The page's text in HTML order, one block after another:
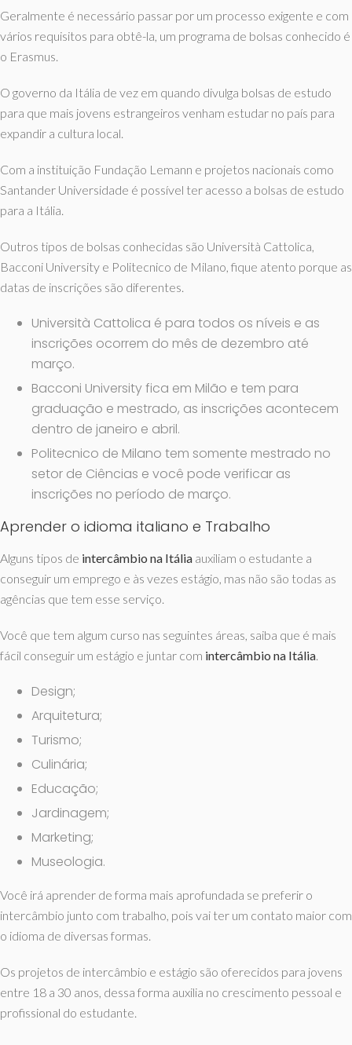
Geralmente é necessário passar por um processo exigente e com
vários requisitos para obtê-la, um programa de bolsas conhecido é
o Erasmus.
O governo da Itália de vez em quando divulga bolsas de estudo
para que mais jovens estrangeiros venham estudar no país para
expandir a cultura local.
Com a instituição Fundação Lemann e projetos nacionais como
Santander Universidade é possível ter acesso a bolsas de estudo
para a Itália.
Outros tipos de bolsas conhecidas são Università Cattolica,
Bacconi University e Politecnico de Milano, fique atento porque as
datas de inscrições são diferentes.
Università Cattolica é para todos os níveis e as
inscrições ocorrem do mês de dezembro até
março.
Bacconi University fica em Milão e tem para
graduação e mestrado, as inscrições acontecem
dentro de janeiro e abril.
Politecnico de Milano tem somente mestrado no
setor de Ciências e você pode verificar as
inscrições no período de março.
Aprender o idioma italiano e Trabalho
Alguns tipos de intercâmbio na Itália auxiliam o estudante a
conseguir um emprego e às vezes estágio, mas não são todas as
agências que tem esse serviço.
Você que tem algum curso nas seguintes áreas, saiba que é mais
fácil conseguir um estágio e juntar com intercâmbio na Itália.
Design;
Arquitetura;
Turismo;
Culinária;
Educação;
Jardinagem;
Marketing;
Museologia.
Você irá aprender de forma mais aprofundada se preferir o
intercâmbio junto com trabalho, pois vai ter um contato maior com
o idioma de diversas formas.
Os projetos de intercâmbio e estágio são oferecidos para jovens
entre 18 a 30 anos, dessa forma auxilia no crescimento pessoal e
profissional do estudante.